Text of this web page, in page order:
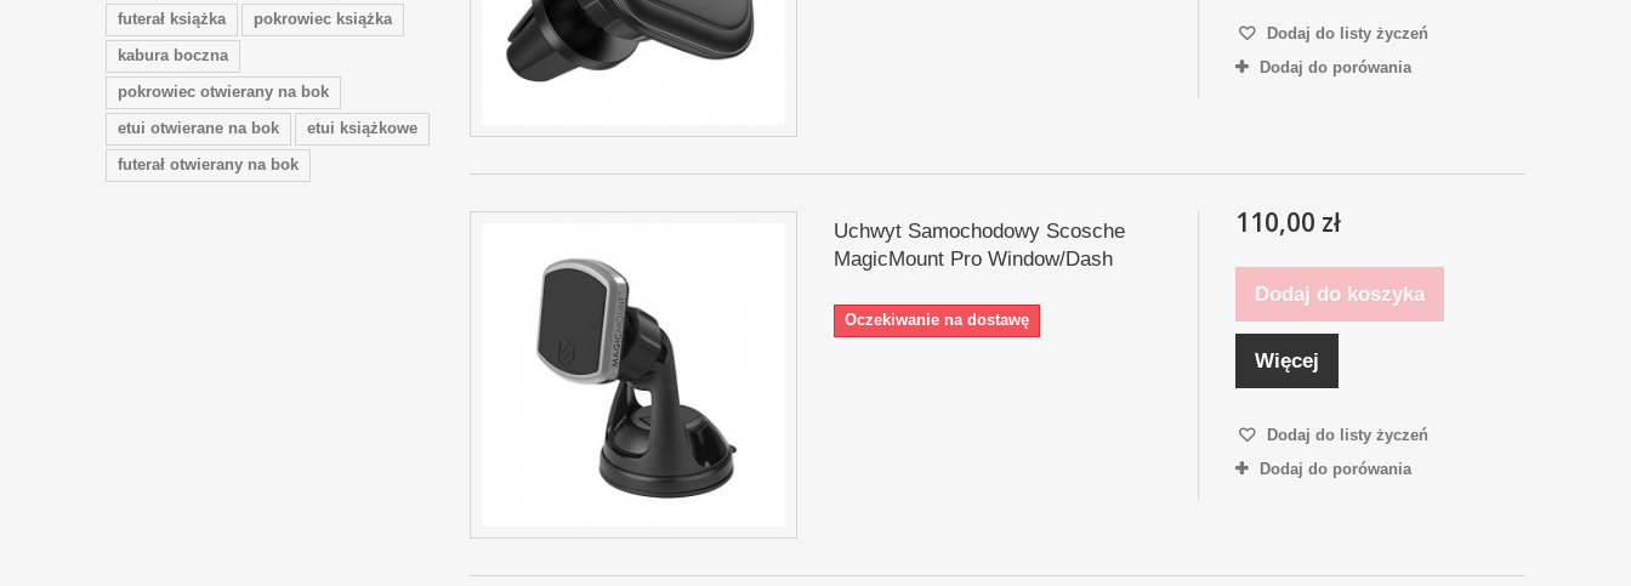
futerał książka
pokrowiec książka
kabura boczna
pokrowiec otwierany na bok
etui otwierane na bok
etui książkowe
futerał otwierany na bok
Dodaj do listy życzeń
Dodaj do porówania
Uchwyt Samochodowy Scosche
MagicMount Pro Window/Dash
Oczekiwanie na dostawę
110,00 zł
Dodaj do koszyka
Więcej
Dodaj do listy życzeń
Dodaj do porówania